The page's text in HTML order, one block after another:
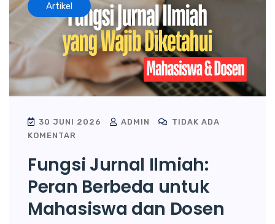
Artikel
30 JUNI 2026 ADMIN
TIDAK ADA
KOMENTAR
Fungsi Jurnal Ilmiah:
Peran Berbeda untuk
Mahasiswa dan Dosen